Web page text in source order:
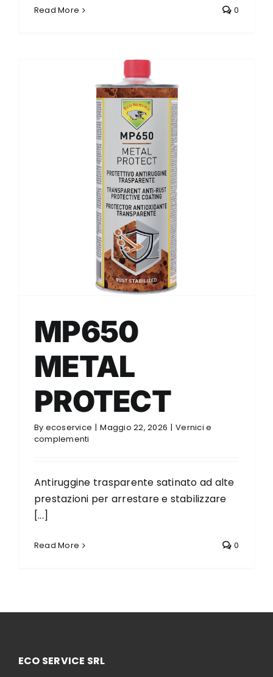
Read More 0
MP650
METAL
PROTECT
By ecoservice | Maggio 22, 2026 | Vernici e
complementi
Antiruggine trasparente satinato ad alte
prestazioni per arrestare e stabilizzare
[...]
Read More 0
ECO SERVICE SRL